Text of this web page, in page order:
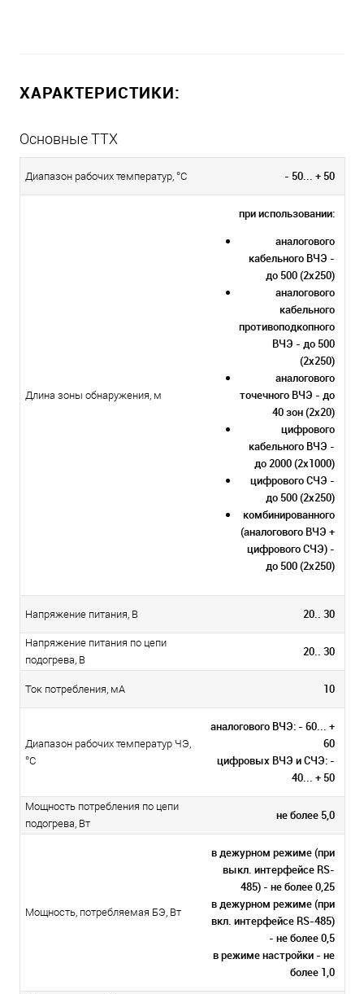
ХАРАКТЕРИСТИКИ:
Основные ТТХ
Диапазон рабочих температур, °С - 50... + 50
Длина зоны обнаружения, м
при использовании:
аналогового
кабельного ВЧЭ -
до 500 (2х250)
аналогового
кабельного
противоподкопного
ВЧЭ - до 500
(2х250)
аналогового
точечного ВЧЭ - до
40 зон (2х20)
цифрового
кабельного ВЧЭ -
до 2000 (2х1000)
цифрового СЧЭ -
до 500 (2х250)
комбинированного
(аналогового ВЧЭ +
цифрового СЧЭ) -
до 500 (2х250)
Напряжение питания, В 20.. 30
Напряжение питания по цепи
подогрева, В
20.. 30
Ток потребления, мА 10
Диапазон рабочих температур ЧЭ,
°С
аналогового ВЧЭ: - 60... +
60
цифровых ВЧЭ и СЧЭ: -
40... + 50
Мощность потребления по цепи
подогрева, Вт
не более 5,0
Мощность, потребляемая БЭ, Вт
в дежурном режиме (при
выкл. интерфейсе RS-
485) - не более 0,25
в дежурном режиме (при
вкл. интерфейсе RS-485)
- не более 0,5
в режиме настройки - не
более 1,0